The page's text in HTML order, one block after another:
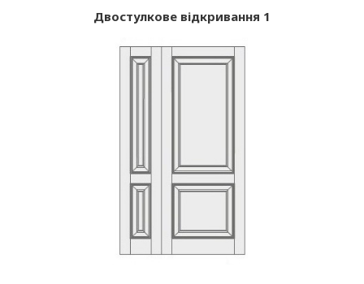
Двостулкове відкривання 1